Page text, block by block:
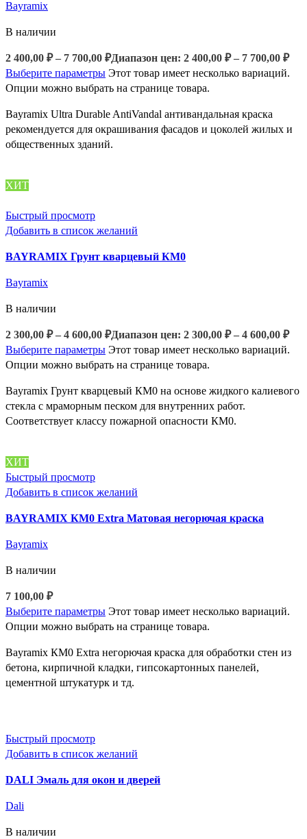
Bayramix
В наличии
2 400,00 ₽ – 7 700,00 ₽Диапазон цен: 2 400,00 ₽ – 7 700,00 ₽
Выберите параметры Этот товар имеет несколько вариаций.
Опции можно выбрать на странице товара.
Bayramix Ultra Durable AntiVandal антивандальная краска
рекомендуется для окрашивания фасадов и цоколей жилых и
общественных зданий.
ХИТ
Быстрый просмотр
Добавить в список желаний
BAYRAMIX Грунт кварцевый КМ0
Bayramix
В наличии
2 300,00 ₽ – 4 600,00 ₽Диапазон цен: 2 300,00 ₽ – 4 600,00 ₽
Выберите параметры Этот товар имеет несколько вариаций.
Опции можно выбрать на странице товара.
Bayramix Грунт кварцевый КМ0 на основе жидкого калиевого
стекла с мраморным песком для внутренних работ.
Соответствует классу пожарной опасности КМ0.
ХИТ
Быстрый просмотр
Добавить в список желаний
BAYRAMIX КМ0 Extra Матовая негорючая краска
Bayramix
В наличии
7 100,00 ₽
Выберите параметры Этот товар имеет несколько вариаций.
Опции можно выбрать на странице товара.
Bayramix КМ0 Extra негорючая краска для обработки стен из
бетона, кирпичной кладки, гипсокартонных панелей,
цементной штукатурк и тд.
Быстрый просмотр
Добавить в список желаний
DALI Эмаль для окон и дверей
Dali
В наличии